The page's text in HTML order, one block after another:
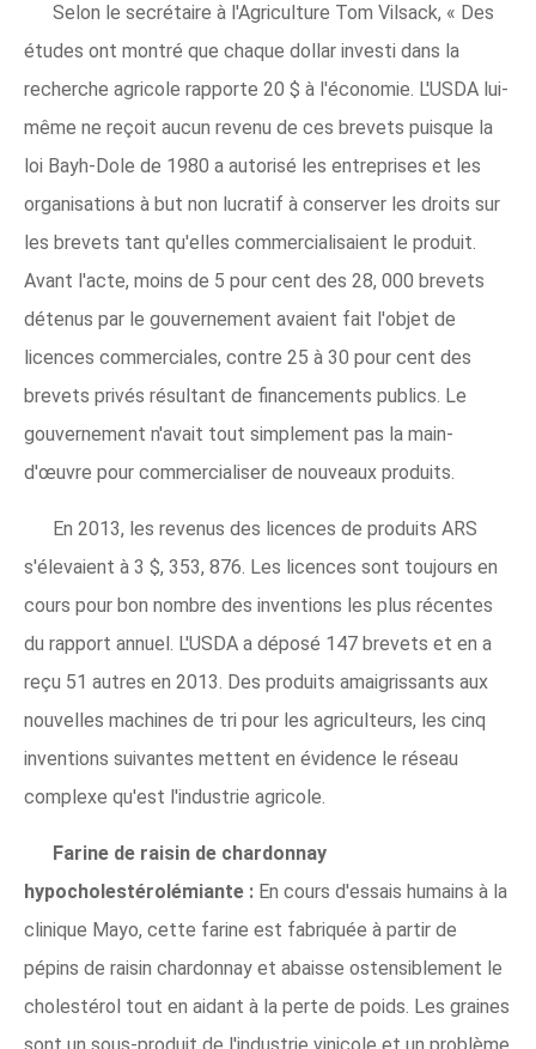
Selon le secrétaire à l'Agriculture Tom Vilsack, « Des
études ont montré que chaque dollar investi dans la
recherche agricole rapporte 20 $ à l'économie. L'USDA lui-
même ne reçoit aucun revenu de ces brevets puisque la
loi Bayh-Dole de 1980 a autorisé les entreprises et les
organisations à but non lucratif à conserver les droits sur
les brevets tant qu'elles commercialisaient le produit.
Avant l'acte, moins de 5 pour cent des 28, 000 brevets
détenus par le gouvernement avaient fait l'objet de
licences commerciales, contre 25 à 30 pour cent des
brevets privés résultant de financements publics. Le
gouvernement n'avait tout simplement pas la main-
d'œuvre pour commercialiser de nouveaux produits.
En 2013, les revenus des licences de produits ARS
s'élevaient à 3 $, 353, 876. Les licences sont toujours en
cours pour bon nombre des inventions les plus récentes
du rapport annuel. L'USDA a déposé 147 brevets et en a
reçu 51 autres en 2013. Des produits amaigrissants aux
nouvelles machines de tri pour les agriculteurs, les cinq
inventions suivantes mettent en évidence le réseau
complexe qu'est l'industrie agricole.
Farine de raisin de chardonnay
hypocholestérolémiante : En cours d'essais humains à la
clinique Mayo, cette farine est fabriquée à partir de
pépins de raisin chardonnay et abaisse ostensiblement le
cholestérol tout en aidant à la perte de poids. Les graines